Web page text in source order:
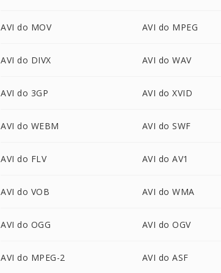
AVI do MOV AVI do MPEG
AVI do DIVX AVI do WAV
AVI do 3GP AVI do XVID
AVI do WEBM AVI do SWF
AVI do FLV AVI do AV1
AVI do VOB AVI do WMA
AVI do OGG AVI do OGV
AVI do MPEG-2 AVI do ASF